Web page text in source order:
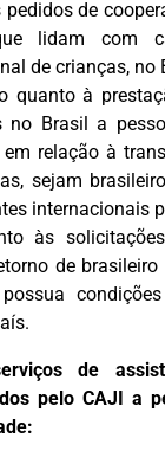
pedidos de
lidam com
de crianças, no
quanto à
no Brasil a
em relação à
sejam
internacionais
às
de
de
pelo CAJI a